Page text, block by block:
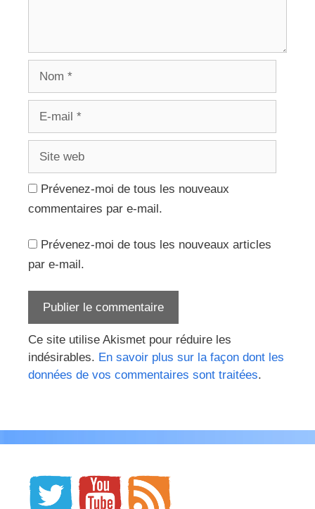
Prévenez-moi de tous les nouveaux
commentaires par e-mail.
Prévenez-moi de tous les nouveaux articles
par e-mail.
Ce site utilise Akismet pour réduire les
indésirables. En savoir plus sur la façon dont les
données de vos commentaires sont traitées.